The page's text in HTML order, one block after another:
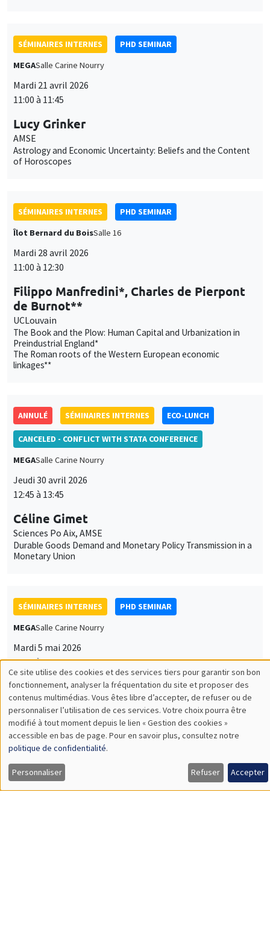
SÉMINAIRES INTERNES
PHD SEMINAR
MEGASalle Carine Nourry
Mardi 21 avril 2026
11:00 à 11:45
Lucy Grinker
AMSE
Astrology and Economic Uncertainty: Beliefs and the Content
of Horoscopes
SÉMINAIRES INTERNES
PHD SEMINAR
Îlot Bernard du BoisSalle 16
Mardi 28 avril 2026
11:00 à 12:30
Filippo Manfredini*, Charles de Pierpont
de Burnot**
UCLouvain
The Book and the Plow: Human Capital and Urbanization in
Preindustrial England*
The Roman roots of the Western European economic
linkages**
ANNULÉ SÉMINAIRES INTERNES ECO-LUNCH
CANCELED - CONFLICT WITH STATA CONFERENCE
MEGASalle Carine Nourry
Jeudi 30 avril 2026
12:45 à 13:45
Céline Gimet
Sciences Po Aix, AMSE
Durable Goods Demand and Monetary Policy Transmission in a
Monetary Union
SÉMINAIRES INTERNES
PHD SEMINAR
MEGASalle Carine Nourry
Mardi 5 mai 2026
11:00 à 12:15
Anisha Ghosh*, Marco Matani**
AMSE
Ramadan Observance and Child Punishment: Cross-country
Evidence*
The Proximity-Concentration Trade-Off under Variable Markups
and Multiproduct Firms**